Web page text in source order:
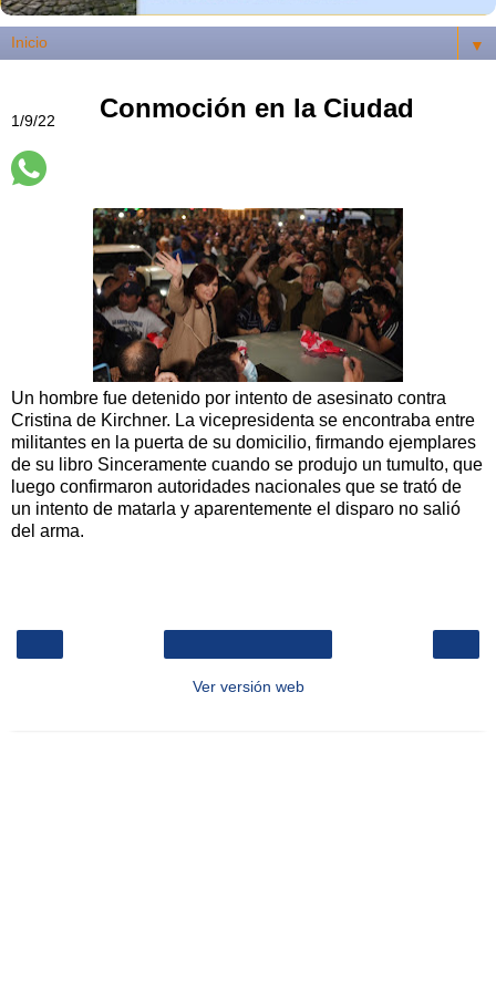
▼
1/9/22 Conmoción en la Ciudad
Un hombre fue detenido por intento de asesinato contra
Cristina de Kirchner. La vicepresidenta se encontraba entre
militantes en la puerta de su domicilio, firmando ejemplares
de su libro Sinceramente cuando se produjo un tumulto, que
luego confirmaron autoridades nacionales que se trató de
un intento de matarla y aparentemente el disparo no salió
del arma.
Ver versión web